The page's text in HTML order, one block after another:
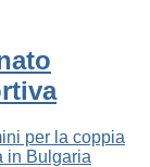
per la coppia
in Bulgaria